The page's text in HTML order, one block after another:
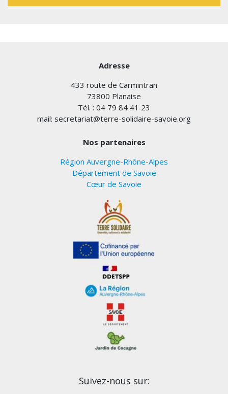
Adresse
433 route de Carmintran
73800 Planaise
Tél. : 04 79 84 41 23
mail: secretariat@terre-solidaire-savoie.org
Nos partenaires
Région Auvergne-Rhône-Alpes
Département de Savoie
Cœur de Savoie
Suivez-nous sur: